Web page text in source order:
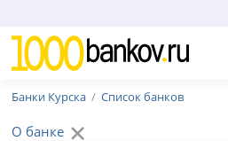
Банки Курска Список банков
О банке